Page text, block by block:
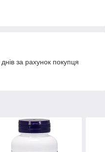
за рахунок покупця